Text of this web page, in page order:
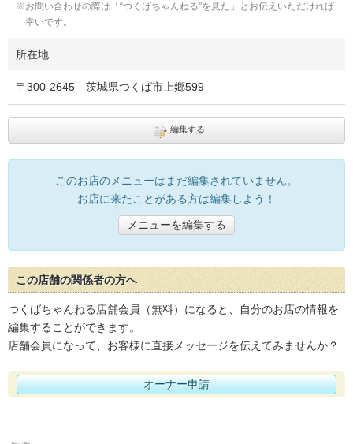
お問い合わせの際は「“つくばちゃんねる”を見た」とお伝えいただければ
幸いです。
所在地
〒 300-2645 茨城県つくば市上郷599
編集する
このお店のメニューはまだ編集されていません。
お店に来たことがある方は編集しよう！
メニューを編集する
この店舗の関係者の方へ
つくばちゃんねる店舗会員（無料）になると、自分のお店の情報を
編集することができます。
店舗会員になって、お客様に直接メッセージを伝えてみませんか？
オーナー申請